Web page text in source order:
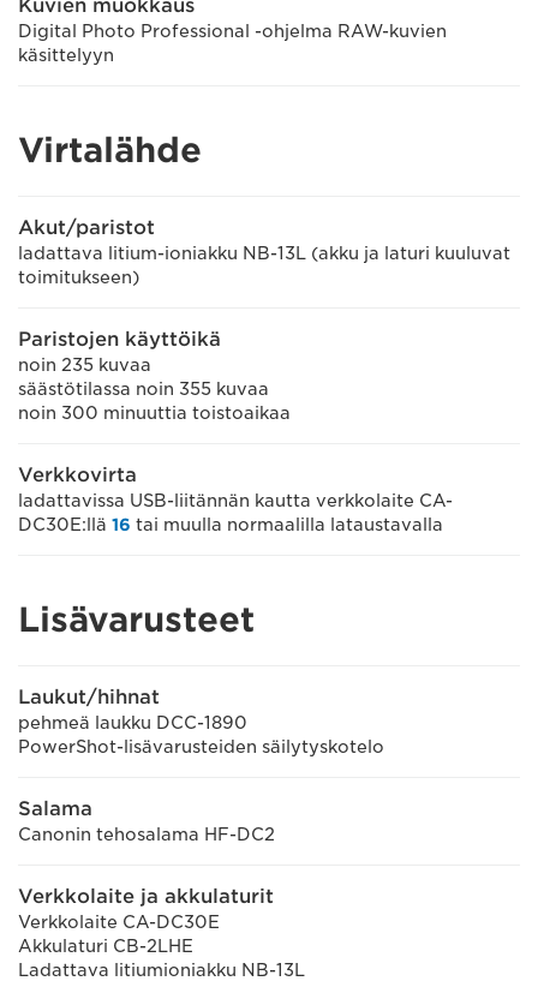
Kuvien muokkaus
Digital Photo Professional -ohjelma RAW-kuvien
käsittelyyn
Virtalähde
Akut/paristot
ladattava litium-ioniakku NB-13L (akku ja laturi kuuluvat
toimitukseen)
Paristojen käyttöikä
noin 235 kuvaa
säästötilassa noin 355 kuvaa
noin 300 minuuttia toistoaikaa
Verkkovirta
ladattavissa USB-liitännän kautta verkkolaite CA-
DC30E:llä 16 tai muulla normaalilla lataustavalla
Lisävarusteet
Laukut/hihnat
pehmeä laukku DCC-1890
PowerShot-lisävarusteiden säilytyskotelo
Salama
Canonin tehosalama HF-DC2
Verkkolaite ja akkulaturit
Verkkolaite CA-DC30E
Akkulaturi CB-2LHE
Ladattava litiumioniakku NB-13L